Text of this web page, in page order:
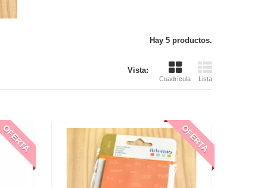
Hay 5 productos.
Vista:
Cuadrícula Lista
OFERTA OFERTA